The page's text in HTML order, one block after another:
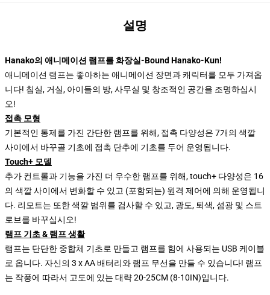
설명
Hanako의 애니메이션 램프를 화장실-Bound Hanako-Kun!
애니메이션 램프는 좋아하는 애니메이션 장면과 캐릭터를 모두 가져옵
니다! 침실, 거실, 아이들의 방, 사무실 및 창조적인 공간을 조명하십시
오!
접촉 모형
기본적인 통제를 가진 간단한 램프를 위해, 접촉 다양성은 7개의 색깔
사이에서 바꾸골 기초에 접촉 단추에 기초를 두어 운영됩니다.
Touch+ 모델
추가 컨트롤과 기능을 가진 더 우수한 램프를 위해, touch+ 다양성은 16
의 색깔 사이에서 변화할 수 있고 (포함되는) 원격 제어에 의해 운영됩니
다. 리모트는 또한 색깔 범위를 검사할 수 있고, 광도, 퇴색, 섬광 및 스트
로브를 바꾸십시오!
램프 기초 & 램프 생활
램프는 단단한 중합체 기초로 만들고 램프를 힘에 사용되는 USB 케이블
로 옵니다. 자신의 3 x AA 배터리와 램프 무선을 만들 수 있습니다! 램프
는 작풍에 따라서 고도에 있는 대략 20-25CM (8-10IN)입니다.